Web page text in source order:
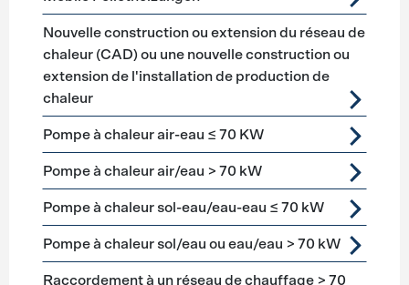
Nouvelle construction ou extension du réseau de
chaleur (CAD) ou une nouvelle construction ou
extension de l'installation de production de
chaleur
Pompe à chaleur air-eau ≤ 70 KW
Pompe à chaleur air/eau > 70 kW
Pompe à chaleur sol-eau/eau-eau ≤ 70 kW
Pompe à chaleur sol/eau ou eau/eau > 70 kW
Raccordement à un réseau de chauffage > 70